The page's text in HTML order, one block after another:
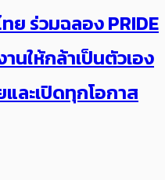
ย ร่วมฉลอง PRIDE
นให้กล้าเป็นตัวเอง
ละเปิดทุกโอกาส